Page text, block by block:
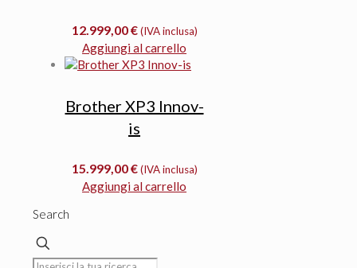
12.999,00€ (IVA inclusa)
Aggiungi al carrello
Brother XP3 Innov-
is
15.999,00€ (IVA inclusa)
Aggiungi al carrello
Search